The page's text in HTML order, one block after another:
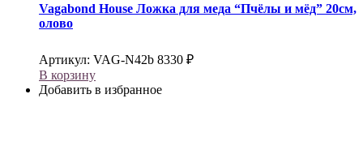
Vagabond House Ложка для меда “Пчёлы и мёд” 20см,
олово
Артикул: VAG-N42b 8330 ₽
В корзину
Добавить в избранное